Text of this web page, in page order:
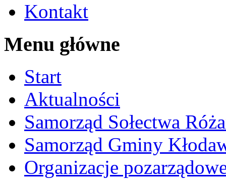
Kontakt
Menu główne
Start
Aktualności
Samorząd Sołectwa
Samorząd Gminy
Organizacje